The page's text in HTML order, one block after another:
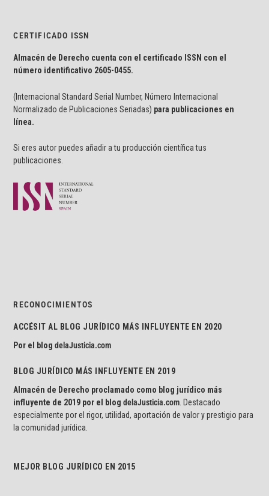
CERTIFICADO ISSN
Almacén de Derecho cuenta con el certificado ISSN con el
número identificativo 2605-0455.
(Internacional Standard Serial Number, Número Internacional
Normalizado de Publicaciones Seriadas) para publicaciones en
línea.
Si eres autor puedes añadir a tu producción científica tus
publicaciones.
RECONOCIMIENTOS
ACCÉSIT AL BLOG JURÍDICO MÁS INFLUYENTE EN 2020
Por el blogdelaJusticia.com
BLOG JURÍDICO MÁS INFLUYENTE EN 2019
Almacén de Derecho proclamado como blog jurídico más
influyente de 2019 por el blogdelaJusticia.com. Destacado
especialmente por el rigor, utilidad, aportación de valor y prestigio para
la comunidad jurídica.
MEJOR BLOG JURÍDICO EN 2015